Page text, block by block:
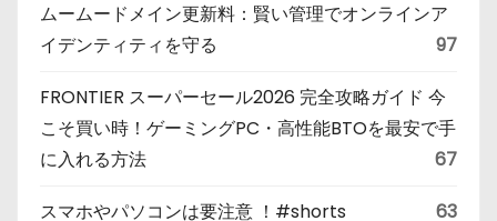
ムームードメイン更新料：賢い管理でオンラインア
イデンティティを守る
97
FRONTIER スーパーセール2026 完全攻略ガイド 今
こそ買い時！ゲーミングPC・高性能BTOを最安で手
に入れる方法
67
スマホやパソコンは要注意 ！#shorts 63